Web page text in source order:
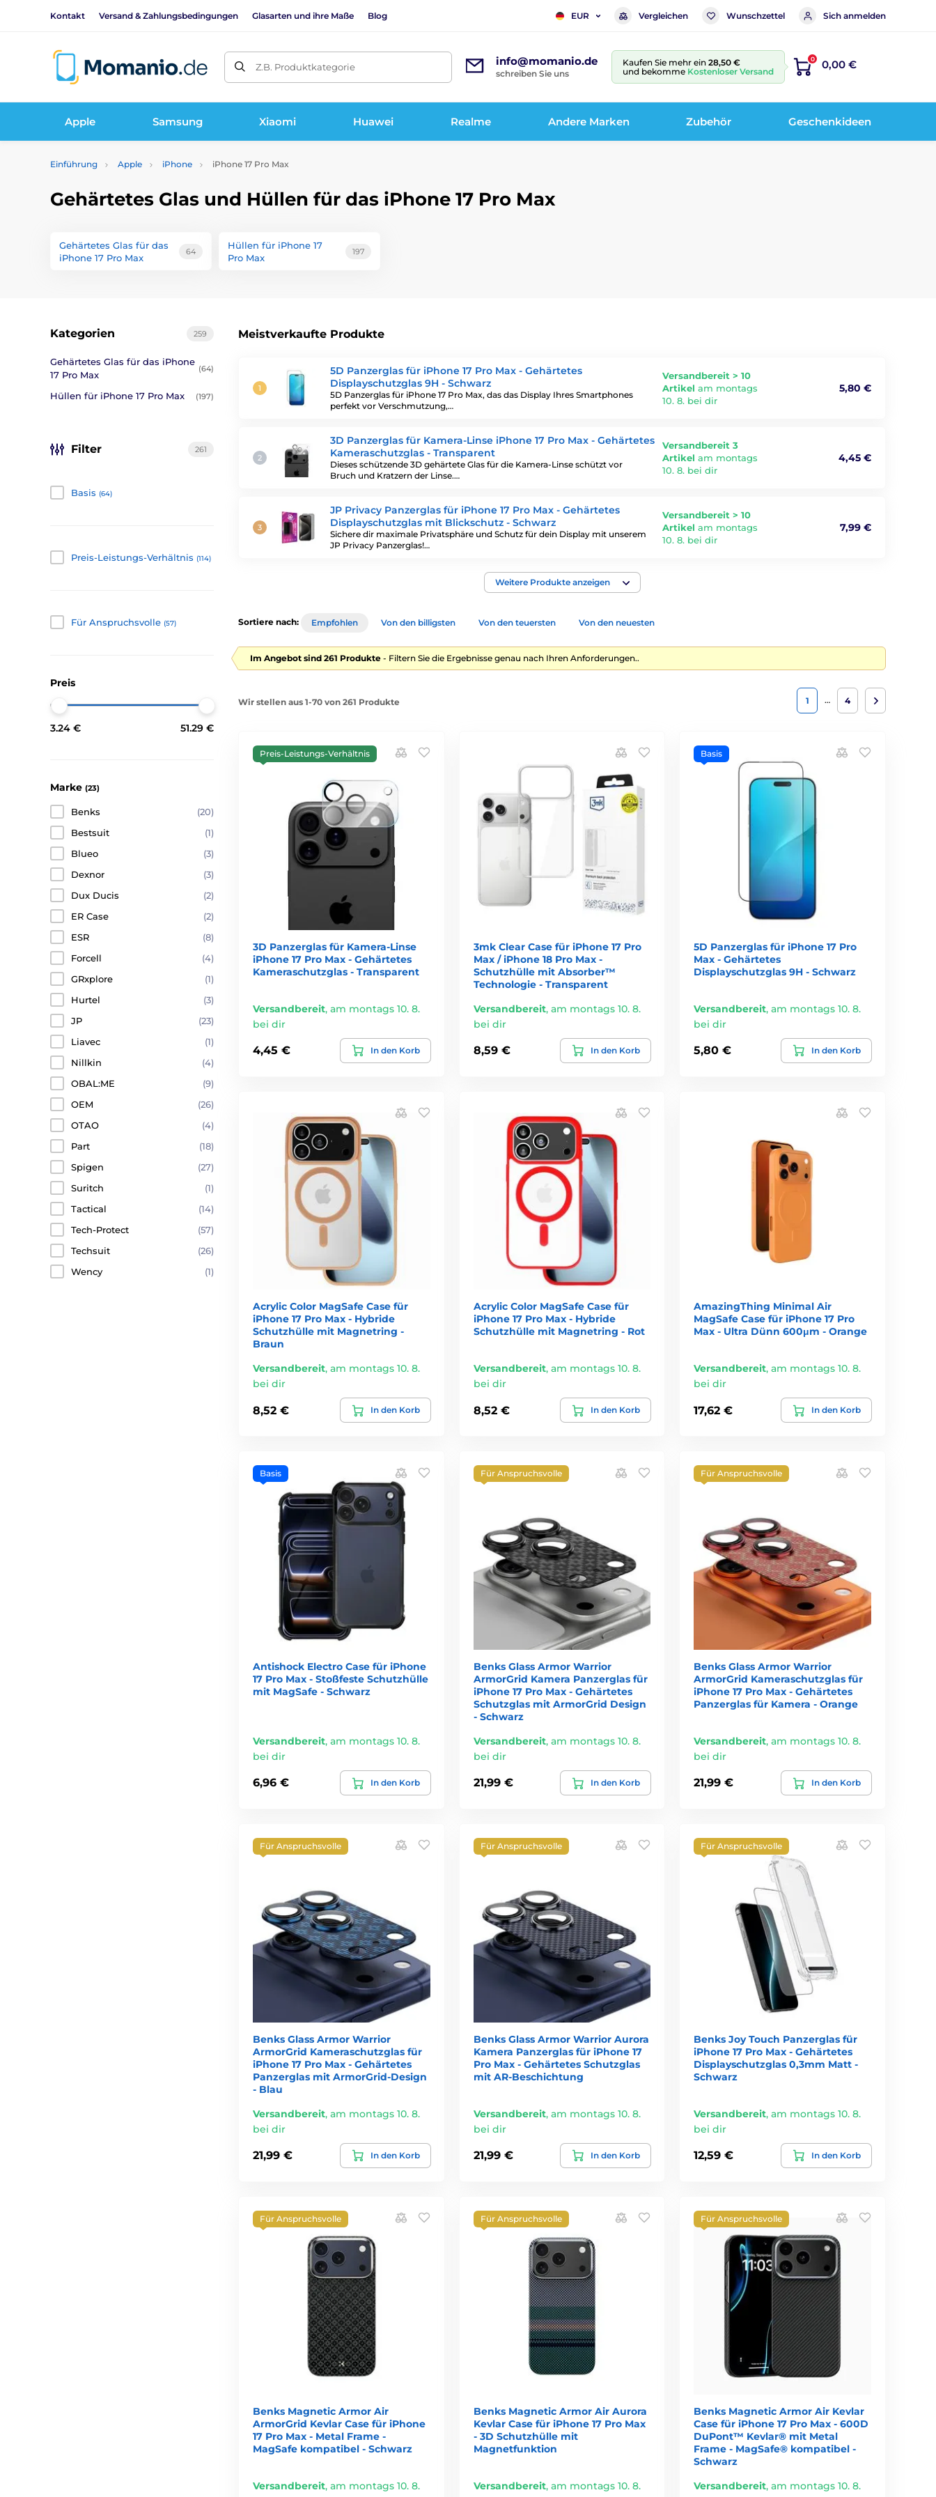
Kontakt Versand & Zahlungsbedingungen Glasarten und ihre Maße Blog EUR Vergleichen Wunschzettel Sich anmelden
Z.B. Produktkategorie info@momanio.de
schreiben Sie uns
Kaufen Sie mehr ein 28,50 €
und bekomme Kostenloser Versand
0 0,00 €
Apple Samsung Xiaomi Huawei Realme Andere Marken Zubehör Geschenkideen
Einführung Apple iPhone iPhone 17 Pro Max
Gehärtetes Glas und Hüllen für das iPhone 17 Pro Max
Gehärtetes Glas für das
iPhone 17 Pro Max
64
Hüllen für iPhone 17
Pro Max
197
Meistverkaufte Produkte
5D Panzerglas für iPhone 17 Pro Max - Gehärtetes
Displayschutzglas 9H - Schwarz
5D Panzerglas für iPhone 17 Pro Max, das das Display Ihres Smartphones
perfekt vor Verschmutzung,…
Versandbereit > 10
Artikel am montags
10. 8. bei dir
5,80 €
3D Panzerglas für Kamera-Linse iPhone 17 Pro Max - Gehärtetes
Kameraschutzglas - Transparent
Dieses schützende 3D gehärtete Glas für die Kamera-Linse schützt vor
Bruch und Kratzern der Linse.…
Versandbereit 3
Artikel am montags
10. 8. bei dir
4,45 €
JP Privacy Panzerglas für iPhone 17 Pro Max - Gehärtetes
Displayschutzglas mit Blickschutz - Schwarz
Sichere dir maximale Privatsphäre und Schutz für dein Display mit unserem
JP Privacy Panzerglas!…
Versandbereit > 10
Artikel am montags
10. 8. bei dir
7,99 €
Weitere Produkte anzeigen
259
Kategorien
Gehärtetes Glas für das iPhone
17 Pro Max
(64)
Hüllen für iPhone 17 Pro Max (197)
Filter 261
Basis (64)
Preis-Leistungs-Verhältnis (114)
Für Anspruchsvolle (57)
Preis
3.24 € 51.29 €
Marke (23)
Benks
(20)
Bestsuit
(1)
Blueo
(3)
Dexnor
(3)
Dux Ducis
(2)
ER Case
(2)
ESR
(8)
Forcell
(4)
GRxplore
(1)
Hurtel
(3)
JP
(23)
Liavec
(1)
Nillkin
(4)
OBAL:ME
(9)
OEM
(26)
OTAO
(4)
Part
(18)
Spigen
(27)
Suritch
(1)
Tactical
(14)
Tech-Protect
(57)
Techsuit
(26)
Wency
(1)
Sortiere nach: Empfohlen Von den billigsten Von den teuersten Von den neuesten
Im Angebot sind 261 Produkte - Filtern Sie die Ergebnisse genau nach Ihren Anforderungen..
Wir stellen aus 1-70 von 261 Produkte 1 … 4
Preis-Leistungs-Verhältnis
3D Panzerglas für Kamera-Linse
iPhone 17 Pro Max - Gehärtetes
Kameraschutzglas - Transparent
Versandbereit, am montags 10. 8.
bei dir
4,45 € In den Korb
3mk Clear Case für iPhone 17 Pro
Max / iPhone 18 Pro Max -
Schutzhülle mit Absorber™
Technologie - Transparent
Versandbereit, am montags 10. 8.
bei dir
8,59 € In den Korb
Basis
5D Panzerglas für iPhone 17 Pro
Max - Gehärtetes
Displayschutzglas 9H - Schwarz
Versandbereit,am montags 10. 8.
bei dir
5,80 € In den Korb
Acrylic Color MagSafe Case für
iPhone 17 Pro Max - Hybride
Schutzhülle mit Magnetring -
Braun
Versandbereit, am montags 10. 8.
bei dir
8,52 € In den Korb
Acrylic Color MagSafe Case für
iPhone 17 Pro Max - Hybride
Schutzhülle mit Magnetring - Rot
Versandbereit, am montags 10. 8.
bei dir
8,52 € In den Korb
AmazingThing Minimal Air
MagSafe Case für iPhone 17 Pro
Max - Ultra Dünn 600μm - Orange
Versandbereit,am montags 10. 8.
bei dir
17,62 € In den Korb
Basis
Antishock Electro Case für iPhone
17 Pro Max - Stoßfeste Schutzhülle
mit MagSafe - Schwarz
Versandbereit, am montags 10. 8.
bei dir
6,96 € In den Korb
Für Anspruchsvolle
Benks Glass Armor Warrior
ArmorGrid Kamera Panzerglas für
iPhone 17 Pro Max - Gehärtetes
Schutzglas mit ArmorGrid Design
- Schwarz
Versandbereit, am montags 10. 8.
bei dir
21,99 € In den Korb
Für Anspruchsvolle
Benks Glass Armor Warrior
ArmorGrid Kameraschutzglas für
iPhone 17 Pro Max - Gehärtetes
Panzerglas für Kamera - Orange
Versandbereit,am montags 10. 8.
bei dir
21,99 € In den Korb
Für Anspruchsvolle
Benks Glass Armor Warrior
ArmorGrid Kameraschutzglas für
iPhone 17 Pro Max - Gehärtetes
Panzerglas mit ArmorGrid-Design
- Blau
Versandbereit, am montags 10. 8.
bei dir
21,99 € In den Korb
Für Anspruchsvolle
Benks Glass Armor Warrior Aurora
Kamera Panzerglas für iPhone 17
Pro Max - Gehärtetes Schutzglas
mit AR-Beschichtung
Versandbereit, am montags 10. 8.
bei dir
21,99 € In den Korb
Für Anspruchsvolle
Benks Joy Touch Panzerglas für
iPhone 17 Pro Max - Gehärtetes
Displayschutzglas 0,3mm Matt -
Schwarz
Versandbereit,am montags 10. 8.
bei dir
12,59 € In den Korb
Für Anspruchsvolle
Benks Magnetic Armor Air
ArmorGrid Kevlar Case für iPhone
17 Pro Max - Metal Frame -
MagSafe kompatibel - Schwarz
Versandbereit, am montags 10. 8.
Für Anspruchsvolle
Benks Magnetic Armor Air Aurora
Kevlar Case für iPhone 17 Pro Max
- 3D Schutzhülle mit
Magnetfunktion
Versandbereit, am montags 10. 8.
Für Anspruchsvolle
Benks Magnetic Armor Air Kevlar
Case für iPhone 17 Pro Max - 600D
DuPont™ Kevlar® mit Metal
Frame - MagSafe® kompatibel -
Schwarz
Versandbereit,am montags 10. 8.